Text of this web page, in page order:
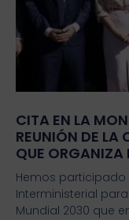
CITA EN LA
REUNIÓN DE LA
QUE
Hemos participado
Interministerial
Mundial 2030 que